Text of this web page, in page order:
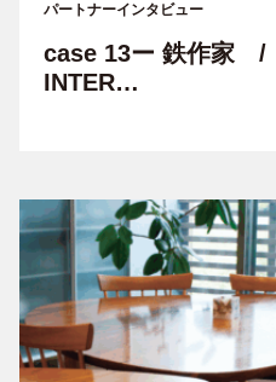
パートナーインタビュー
case 13ー 鉄作家 /
INTER…